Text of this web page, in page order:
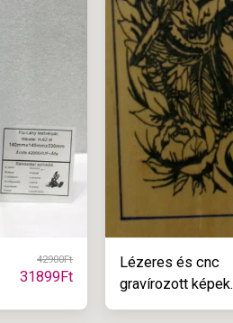
42900Ft
31899Ft
Lézeres és cnc
gravírozott képek.